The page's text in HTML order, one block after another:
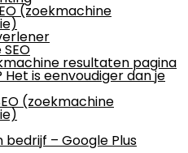
(zoekmachine
resultaten pagina
Het is eenvoudiger dan je
(zoekmachine
bedrijf – Google Plus